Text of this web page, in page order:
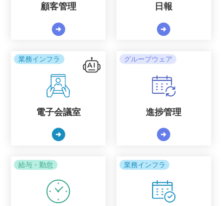
顧客管理
arrow_circle_right
日報
arrow_circle_right
業務インフラ
電子会議室
arrow_circle_right
グループウェア
進捗管理
arrow_circle_right
給与・勤怠 業務インフラ